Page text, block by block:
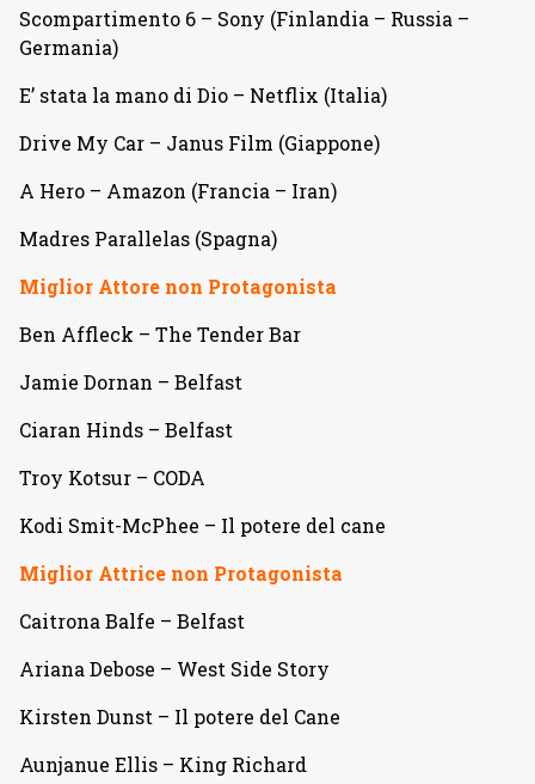
Scompartimento 6 – Sony (Finlandia – Russia –
Germania)
E’ stata la mano di Dio – Netflix (Italia)
Drive My Car – Janus Film (Giappone)
A Hero – Amazon (Francia – Iran)
Madres Parallelas (Spagna)
Miglior Attore non Protagonista
Ben Affleck – The Tender Bar
Jamie Dornan – Belfast
Ciaran Hinds – Belfast
Troy Kotsur – CODA
Kodi Smit-McPhee – Il potere del cane
Miglior Attrice non Protagonista
Caitrona Balfe – Belfast
Ariana Debose – West Side Story
Kirsten Dunst – Il potere del Cane
Aunjanue Ellis – King Richard